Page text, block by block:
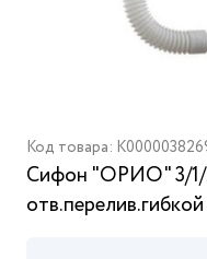
Код товара:
Сифон "ОРИО" 3/1/